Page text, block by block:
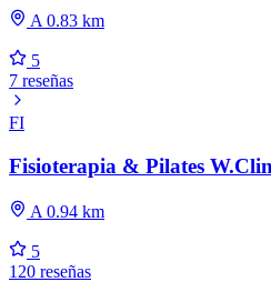
A 0.83 km
5
7 reseñas
FI
Fisioterapia & Pilates
A 0.94 km
5
120 reseñas